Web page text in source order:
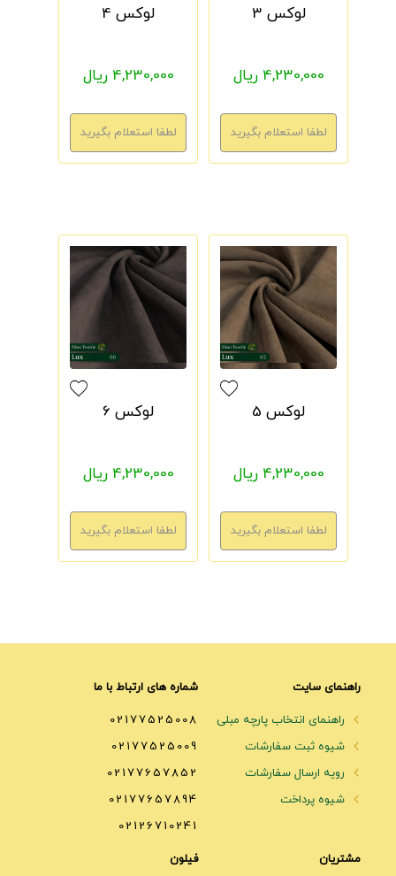
لوکس 3
4,230,000 ریال
لوکس 4
4,230,000 ریال
لوکس 5
4,230,000 ریال
لوکس 6
4,230,000 ریال
راهنمای سایت
راهنمای انتخاب پارچه مبلی
شیوه ثبت سفارشات
رویه ارسال سفارشات
شیوه پرداخت
شماره های ارتباط با ما
02177525008
02177525009
02177657852
02177657894
02126710241
مشتریان فیلون